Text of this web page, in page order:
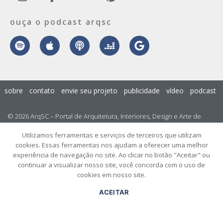
ouça o podcast arqsc
© 2026 ArqSC – Portal de Arquitetura, Interiores, Design e Arte de
sobre contato envie seu projeto publicidade vídeo podcast
Utilizamos ferramentas e serviços de terceiros que utilizam
cookies. Essas ferramentas nos ajudam a oferecer uma melhor
experiência de navegação no site. Ao clicar no botão "Aceitar" ou
continuar a visualizar nosso site, você concorda com o uso de
cookies em nosso site.
ACEITAR